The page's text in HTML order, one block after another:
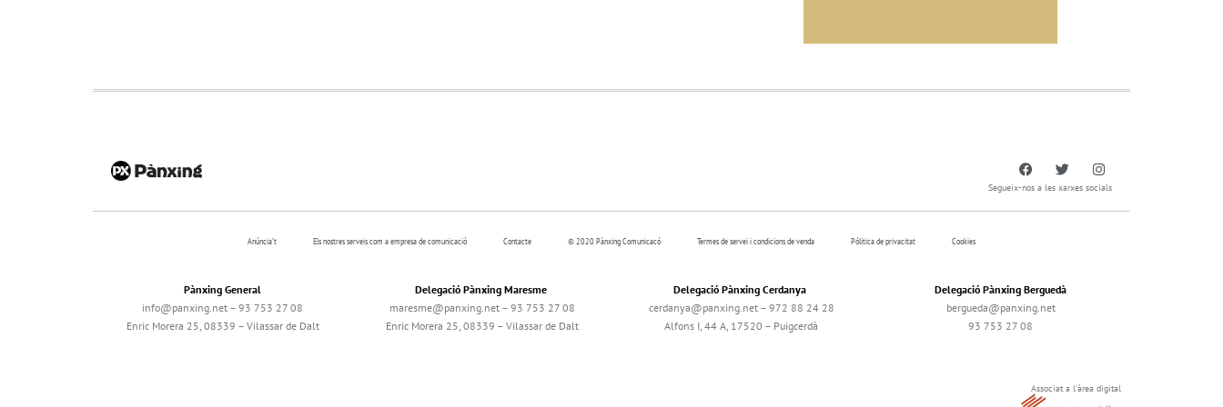
Segueix-nos a les xarxes socials
Anúncia’t Els nostres serveis com a empresa de comunicació Contacte © 2020 Pànxing Comunicacó Termes de servei i condicions de venda Pólitica de privacitat Cookies
Pànxing General
info@panxing.net – 93 753 27 08
Enric Morera 25, 08339 – Vilassar de Dalt
Delegació Pànxing Maresme
maresme@panxing.net – 93 753 27 08
Enric Morera 25, 08339 – Vilassar de Dalt
Delegació Pànxing Cerdanya
cerdanya@panxing.net – 972 88 24 28
Alfons I, 44 A, 17520 – Puigcerdà
Delegació Pànxing Berguedà
bergueda@panxing.net
93 753 27 08
Associat a l'àrea digital